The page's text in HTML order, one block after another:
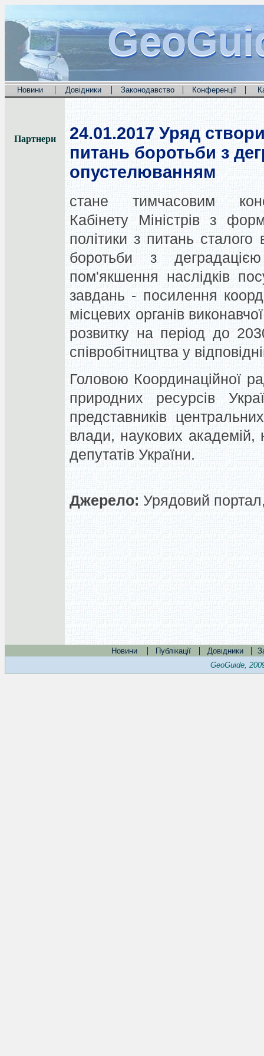
Новини | Довідники | Законодавство | Конференції |
Партнери 24.01.2017 Уряд
питань боротьби з
опустелюванням
стане тимчасовим
Кабінету Міністрів з
політики з питань
боротьби з
пом'якшення наслідків
завдань - посилення
місцевих органів
розвитку на період до
співробітництва у
Головою Координаційної
природних ресурсів
представників
влади, наукових академій,
депутатів України.
Джерело: Урядовий
Новини | Публікації | Довідники |
GeoGuide,